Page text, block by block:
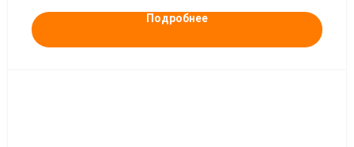
Подробнее